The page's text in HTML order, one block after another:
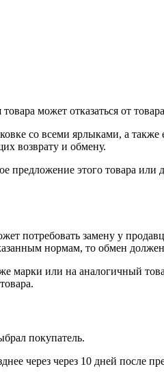
может отказаться от
со всеми ярлыками, а также
возврату и обмену.
предложение этого товара
потребовать замену у
нормам, то обмен
марки или на аналогичный
покупатель.
через через 10 дней после